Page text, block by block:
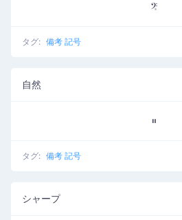
𝄤
タグ: 備考 記号
自然
𝄥
タグ: 備考 記号
シャープ